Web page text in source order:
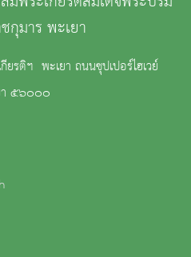
กุมาร พะเยา
ยรติฯ พะเยา ถนนซุปเปอร์ไฮเวย์
า ๕๖๐๐๐